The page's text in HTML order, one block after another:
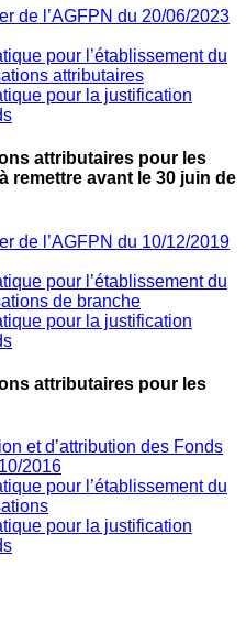
de l’AGFPN du 20/06/2023
pour l’établissement du
attributaires
pour la justification
attributaires pour les
remettre avant le 30 juin de
de l’AGFPN du 10/12/2019
pour l’établissement du
de branche
pour la justification
attributaires pour les
et d’attribution des Fonds
2016
pour l’établissement du
pour la justification